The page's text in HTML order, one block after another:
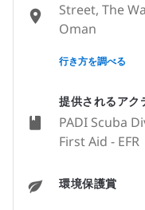
提供されるアク
PADI Scuba
First Aid - EFR
環境保護賞
Street, The
Oman
None
行き方を調べる